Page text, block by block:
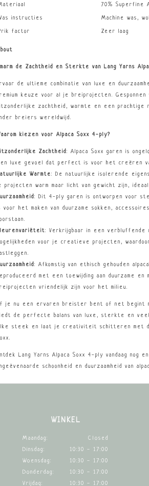
70% Superfine
instructies Machine was,
factor Zeer laag
de Zachtheid en Sterkte van Lang Yarns
de ultieme combinatie van luxe en
keuze voor al je breiprojecten.
zachtheid, warmte en een
breiers wereldwijd.
kiezen voor Alpaca Soxx 4-ply?
Zachtheid : Alpaca Soxx garen is
luxe gevoel dat perfect is voor het creëren
Warmte: De natuurlijke isolerende
projecten warm maar licht van gewicht zijn,
: Dit 4-ply garen is ontworpen voor
voor het maken van duurzame sokken,
: Verkrijgbaar in een verbluffende
voor je creatieve projecten,
: Afkomstig van ethisch gehouden
met een toewijding aan duurzame
vriendelijk zijn voor het milieu.
je nu een ervaren breister bent of net begint
de perfecte balans van luxe, sterkte en
steek en laat je creativiteit schitteren met
Lang Yarns Alpaca Soxx 4-ply vandaag nog
schoonheid en duurzaamheid van
WINKEL
Maandag:
Closed
Dinsdag:
10:30 - 17:00
Woensdag:
10:30 - 17:00
Donderdag:
10:30 - 17:00
Vrijdag:
10:30 - 17:00